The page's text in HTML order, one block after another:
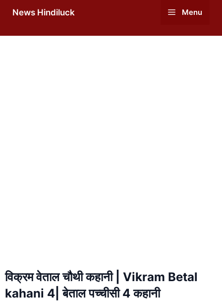
News Hindiluck Menu
विक्रम वेताल चौथी कहानी | Vikram Betal
kahani 4| बेताल पच्चीसी 4 कहानी